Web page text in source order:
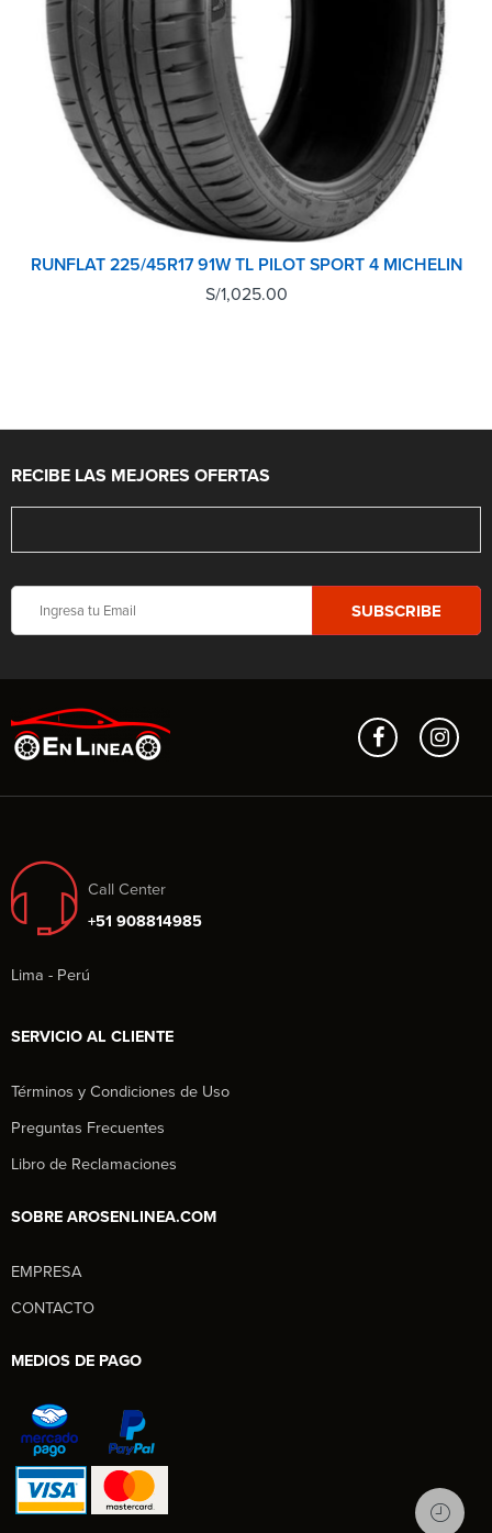
RUNFLAT 225/45R17 91W TL PILOT SPORT 4 MICHELIN
S/1,025.00
RECIBE LAS MEJORES OFERTAS
Call Center
+51 908814985
Lima - Perú
SERVICIO AL CLIENTE
Términos y Condiciones de Uso
Preguntas Frecuentes
Libro de Reclamaciones
SOBRE AROSENLINEA.COM
EMPRESA
CONTACTO
MEDIOS DE PAGO